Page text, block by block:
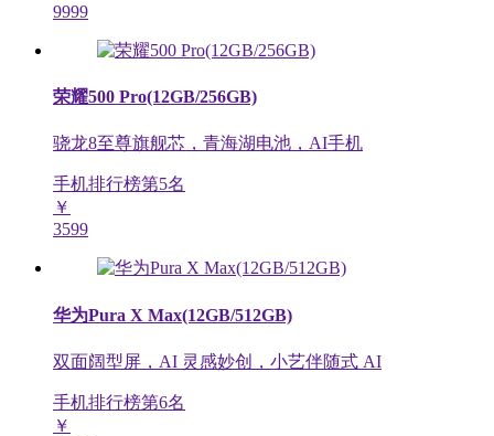
9999
荣耀500 Pro(12GB/256GB)
骁龙8至尊旗舰芯，青海湖电池，AI手机
手机排行榜第5名
￥
3599
华为Pura X Max(12GB/512GB)
双面阔型屏，AI 灵感妙创，小艺伴随式 AI
手机排行榜第6名
￥